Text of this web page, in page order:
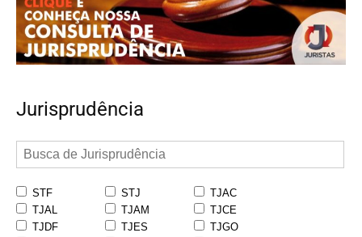
Jurisprudência
STF STJ
TJAC
TJAL
TJAM
TJCE
TJDF
TJES
TJGO